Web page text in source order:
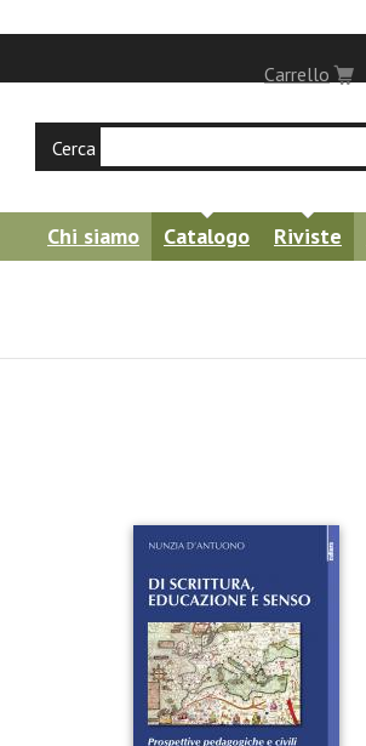
Carrello
Cerca
Chi siamo Catalogo Riviste